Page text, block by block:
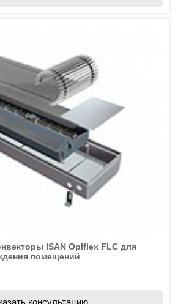
ISAN Oplflex FLC для
помещений
консультацию